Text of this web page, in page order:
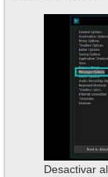
Desactivar